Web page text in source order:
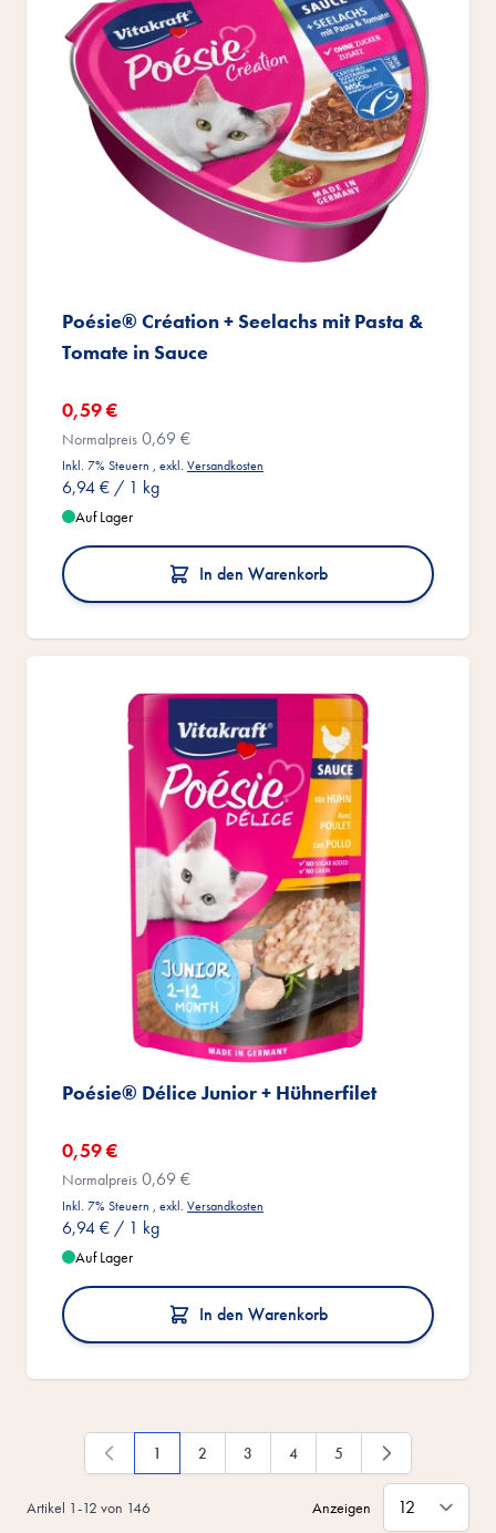
Poésie® Création + Seelachs mit Pasta &
Tomate in Sauce
Sonderangebot
0,59 €
Normalpreis 0,69 €
Inkl. 7% Steuern , exkl. Versandkosten
6,94 € / 1 kg
Auf Lager
In den Warenkorb
Poésie® Délice Junior + Hühnerfilet
Sonderangebot
0,59 €
Normalpreis 0,69 €
Inkl. 7% Steuern , exkl. Versandkosten
6,94 € / 1 kg
Auf Lager
In den Warenkorb
Artikel 1-12 von 146
Du liest gerade die Seite
1 Seite
2 Seite
3 Seite
4 Seite
5
Anzeigen